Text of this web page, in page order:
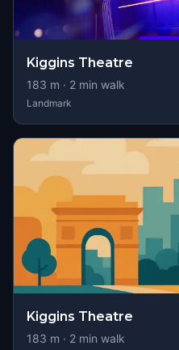
Kiggins Theatre
183 m · 2 min walk
Landmark
Kiggins Theatre
183 m · 2 min walk